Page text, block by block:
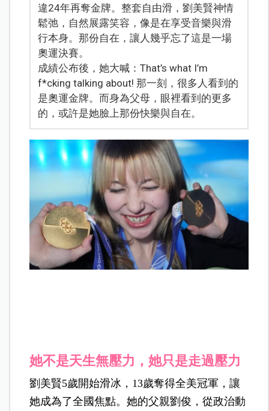
違24年再奪金牌。整套自由滑，劉美賢神情
鬆弛，自然展露笑容，像是在享受音樂與滑
行本身。那份自在，讓人幾乎忘了這是一場
奧運決賽。
成績公布後，她大喊：That’s what I’m
f*cking talking about! 那一刻，很多人看到的
是奧運金牌。而身為父母，眼裡看到的更多
的，或許是她臉上那份快樂與自在。
她不是天生無壓力，她只是走過壓力
劉美賢5歲開始滑冰，13歲奪得全美冠軍，讓
她成為了全國焦點。她的父親劉俊，從政治動